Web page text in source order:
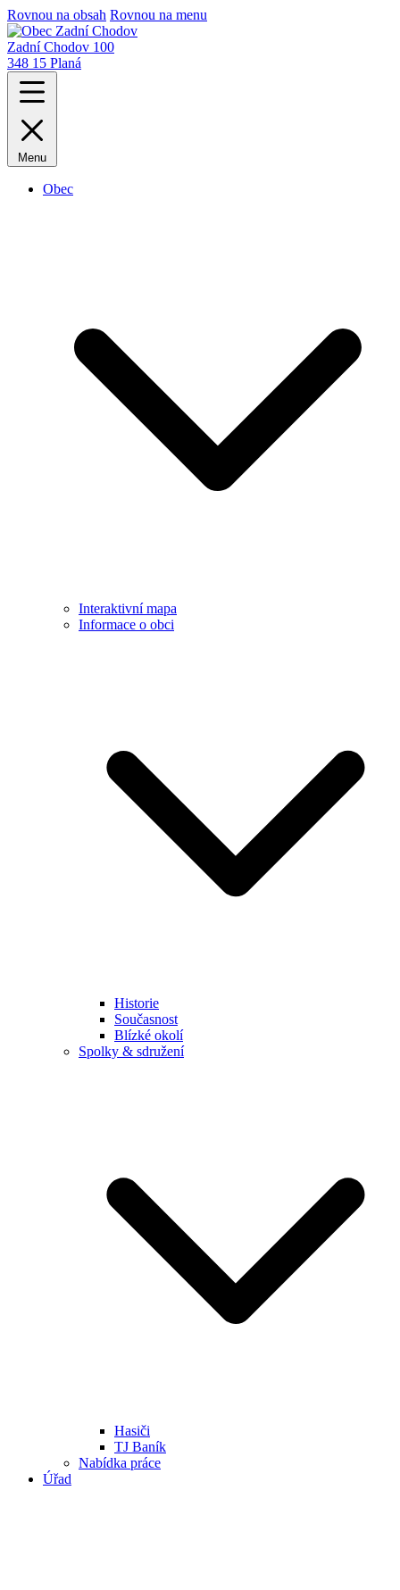
Rovnou na obsah Rovnou na menu
Zadní Chodov 100
348 15 Planá
Menu
Obec
Interaktivní mapa
Informace o obci
Historie
Současnost
Blízké okolí
Spolky & sdružení
Hasiči
TJ Baník
Nabídka práce
Úřad